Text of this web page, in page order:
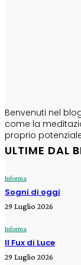
Benvenuti nel
come la
proprio
ULTIME DAL
Informa
Sogni di oggi
29 Luglio 2026
Informa
Il Fux di Luce
29 Luglio 2026